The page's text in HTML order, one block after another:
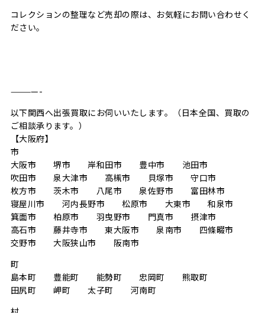
コレクションの整理など売却の際は、お気軽にお問い合わせく
ださい。
————-
以下関西へ出張買取にお伺いいたします。（日本全国、買取の
ご相談承ります。）
【大阪府】
市
大阪市 堺市 岸和田市 豊中市 池田市
吹田市 泉大津市 高槻市 貝塚市 守口市
枚方市 茨木市 八尾市 泉佐野市 富田林市
寝屋川市 河内長野市 松原市 大東市 和泉市
箕面市 柏原市 羽曳野市 門真市 摂津市
高石市 藤井寺市 東大阪市 泉南市 四條畷市
交野市 大阪狭山市 阪南市
町
島本町 豊能町 能勢町 忠岡町 熊取町
田尻町 岬町 太子町 河南町